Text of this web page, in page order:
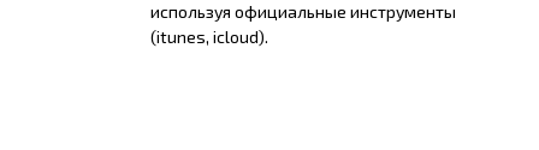
используя официальные инструменты
(itunes, icloud).